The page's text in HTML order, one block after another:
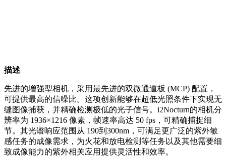
描述
先进的增强型相机，采用最先进的双微通道板 (MCP) 配置，
可提供最高的信噪比。这项创新能够在超低光照条件下实现无
缝图像捕获，并精确检测极低的光子信号。i2Nocturn的相机分
辨率为 1936×1216 像素，帧速率高达 50 fps，可精确捕捉细
节。其光谱响应范围从 190到300nm，可满足更广泛的紫外敏
感任务的成像需求，为火花和放电检测等任务以及其他需要细
致成像能力的紫外相关应用提供灵活性和效率。